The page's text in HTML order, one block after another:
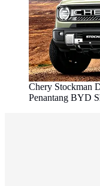
Chery Stockman
Penantang BYD